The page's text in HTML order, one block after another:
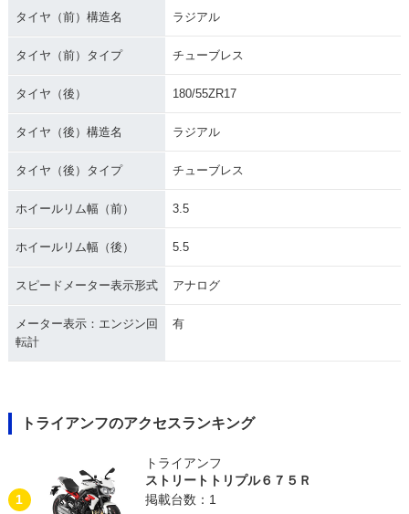
タイヤ（前）構造名 ラジアル
タイヤ（前）タイプ チューブレス
タイヤ（後） 180/55ZR17
タイヤ（後）構造名 ラジアル
タイヤ（後）タイプ チューブレス
ホイールリム幅（前） 3.5
ホイールリム幅（後） 5.5
スピードメーター表示形式 アナログ
メーター表示：エンジン回
転計
有
トライアンフのアクセスランキング
1
トライアンフ
ストリートトリプル６７５Ｒ
掲載台数：1